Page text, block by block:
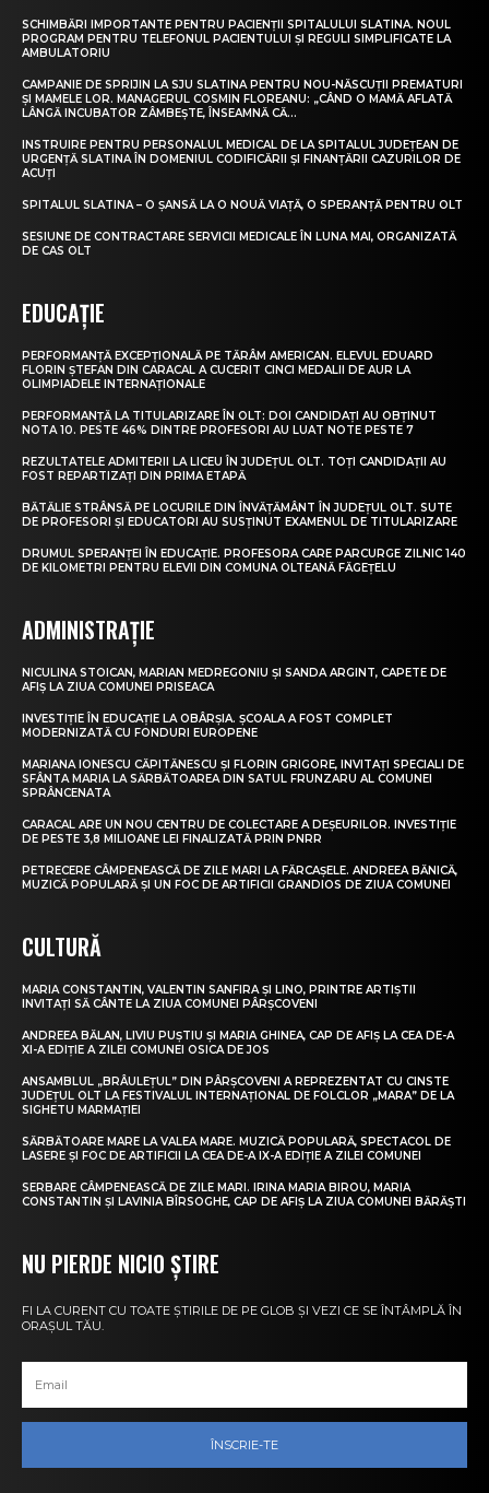
SCHIMBĂRI IMPORTANTE PENTRU PACIENȚII SPITALULUI SLATINA. NOUL
PROGRAM PENTRU TELEFONUL PACIENTULUI ȘI REGULI SIMPLIFICATE LA
AMBULATORIU
CAMPANIE DE SPRIJIN LA SJU SLATINA PENTRU NOU-NĂSCUȚII PREMATURI
ȘI MAMELE LOR. MANAGERUL COSMIN FLOREANU: „CÂND O MAMĂ AFLATĂ
LÂNGĂ INCUBATOR ZÂMBEȘTE, ÎNSEAMNĂ CĂ...
INSTRUIRE PENTRU PERSONALUL MEDICAL DE LA SPITALUL JUDEȚEAN DE
URGENȚĂ SLATINA ÎN DOMENIUL CODIFICĂRII ȘI FINANȚĂRII CAZURILOR DE
ACUȚI
SPITALUL SLATINA – O ȘANSĂ LA O NOUĂ VIAȚĂ, O SPERANȚĂ PENTRU OLT
SESIUNE DE CONTRACTARE SERVICII MEDICALE ÎN LUNA MAI, ORGANIZATĂ
DE CAS OLT
EDUCAȚIE
PERFORMANȚĂ EXCEPȚIONALĂ PE TĂRÂM AMERICAN. ELEVUL EDUARD
FLORIN ȘTEFAN DIN CARACAL A CUCERIT CINCI MEDALII DE AUR LA
OLIMPIADELE INTERNAȚIONALE
PERFORMANȚĂ LA TITULARIZARE ÎN OLT: DOI CANDIDAȚI AU OBȚINUT
NOTA 10. PESTE 46% DINTRE PROFESORI AU LUAT NOTE PESTE 7
REZULTATELE ADMITERII LA LICEU ÎN JUDEȚUL OLT. TOȚI CANDIDAȚII AU
FOST REPARTIZAȚI DIN PRIMA ETAPĂ
BĂTĂLIE STRÂNSĂ PE LOCURILE DIN ÎNVĂȚĂMÂNT ÎN JUDEȚUL OLT. SUTE
DE PROFESORI ȘI EDUCATORI AU SUSȚINUT EXAMENUL DE TITULARIZARE
DRUMUL SPERANȚEI ÎN EDUCAȚIE. PROFESORA CARE PARCURGE ZILNIC 140
DE KILOMETRI PENTRU ELEVII DIN COMUNA OLTEANĂ FĂGEȚELU
ADMINISTRAȚIE
NICULINA STOICAN, MARIAN MEDREGONIU ȘI SANDA ARGINT, CAPETE DE
AFIȘ LA ZIUA COMUNEI PRISEACA
INVESTIȚIE ÎN EDUCAȚIE LA OBÂRȘIA. ȘCOALA A FOST COMPLET
MODERNIZATĂ CU FONDURI EUROPENE
MARIANA IONESCU CĂPITĂNESCU ȘI FLORIN GRIGORE, INVITAȚI SPECIALI DE
SFÂNTA MARIA LA SĂRBĂTOAREA DIN SATUL FRUNZARU AL COMUNEI
SPRÂNCENATA
CARACAL ARE UN NOU CENTRU DE COLECTARE A DEȘEURILOR. INVESTIȚIE
DE PESTE 3,8 MILIOANE LEI FINALIZATĂ PRIN PNRR
PETRECERE CÂMPENEASCĂ DE ZILE MARI LA FĂRCAȘELE. ANDREEA BĂNICĂ,
MUZICĂ POPULARĂ ȘI UN FOC DE ARTIFICII GRANDIOS DE ZIUA COMUNEI
CULTURĂ
MARIA CONSTANTIN, VALENTIN SANFIRA ȘI LINO, PRINTRE ARTIȘTII
INVITAȚI SĂ CÂNTE LA ZIUA COMUNEI PÂRȘCOVENI
ANDREEA BĂLAN, LIVIU PUȘTIU ȘI MARIA GHINEA, CAP DE AFIȘ LA CEA DE-A
XI-A EDIȚIE A ZILEI COMUNEI OSICA DE JOS
ANSAMBLUL „BRÂULEȚUL” DIN PÂRȘCOVENI A REPREZENTAT CU CINSTE
JUDEȚUL OLT LA FESTIVALUL INTERNAȚIONAL DE FOLCLOR „MARA” DE LA
SIGHETU MARMAȚIEI
SĂRBĂTOARE MARE LA VALEA MARE. MUZICĂ POPULARĂ, SPECTACOL DE
LASERE ȘI FOC DE ARTIFICII LA CEA DE-A IX-A EDIȚIE A ZILEI COMUNEI
SERBARE CÂMPENEASCĂ DE ZILE MARI. IRINA MARIA BIROU, MARIA
CONSTANTIN ȘI LAVINIA BÎRSOGHE, CAP DE AFIȘ LA ZIUA COMUNEI BĂRĂȘTI
NU PIERDE NICIO ȘTIRE
FI LA CURENT CU TOATE ȘTIRILE DE PE GLOB ȘI VEZI CE SE ÎNTÂMPLĂ ÎN
ORAȘUL TĂU.
ÎNSCRIE-TE